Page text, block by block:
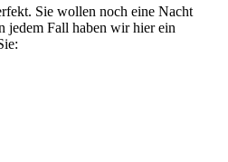
Sie wollen noch eine Nacht
jedem Fall haben wir hier ein